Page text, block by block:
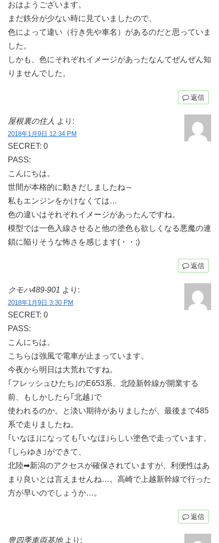
おはようございます。
まだ鉄分が少ない時に見ていましたので、
色によって違い（行き先や車名）があるのだと思っていま
した。
しかも、色にそれぞれイメージがあったなんてぜんぜん知
りませんでした。
返信
屋根裏の住人 より:
2018年1月9日 12:34 PM
SECRET: 0
PASS:
こんにちは。
世間が本格的に動きだしましたね～
私もエンジンをかけなくては…
色の違いはそれぞれイメージがあったんですね。
模型では一色入線させると他の塗色も欲しくなる悪魔の連
鎖に陥りそうな怖さを感じます(・・;)
返信
クモハ489-901 より:
2018年1月9日 3:30 PM
SECRET: 0
PASS:
こんにちは。
こちらは強風で電車が止まっています。
今夜から明日は大荒れですね。
｢フレッシュひたち｣のE653系、北陸新幹線が開業する
前、もしかしたら｢北越｣で
使われるのか。と淡い期待がありましたが、最後まで485
系で走りましたね。
｢いなほ｣になっても｢いなほ｣らしい塗色で走っています。
｢しらゆき｣ができて、
北陸➡新潟のアクセスが確保されていますが、利便性はあ
まり良いとは言えませんね…。高崎で上越新幹線で行った
方が早いのでしょうか…。
返信
豊四季車両基地 より: